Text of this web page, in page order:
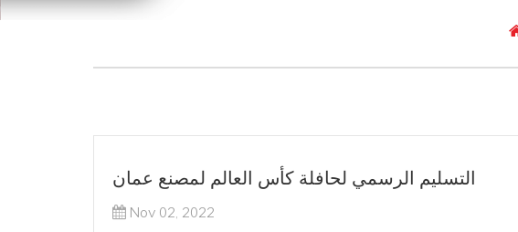
التسليم الرسمي لحافلة كأس العالم لمصنع عمان
Nov 02, 2022